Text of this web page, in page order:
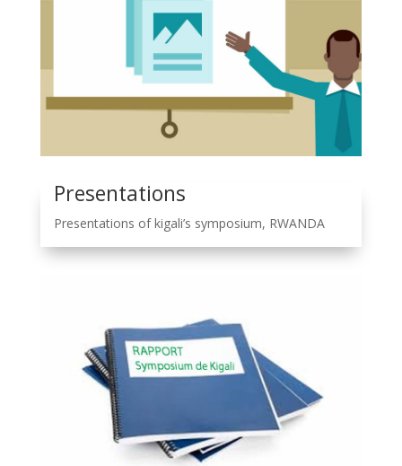
Presentations
Presentations of kigali’s symposium, RWANDA